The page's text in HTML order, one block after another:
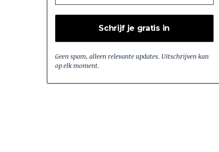
Geen spam, alleen relevante updates. Uitschrijven kan
op elk moment.